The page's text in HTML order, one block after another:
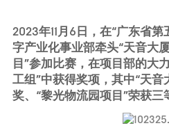
2023年11月6日，在“广东省
字产业化事业部牵头“天音大
目”参加比赛，在项目部的大
工组”中获得奖项，其中“天音
奖、“黎光物流园项目”荣获三